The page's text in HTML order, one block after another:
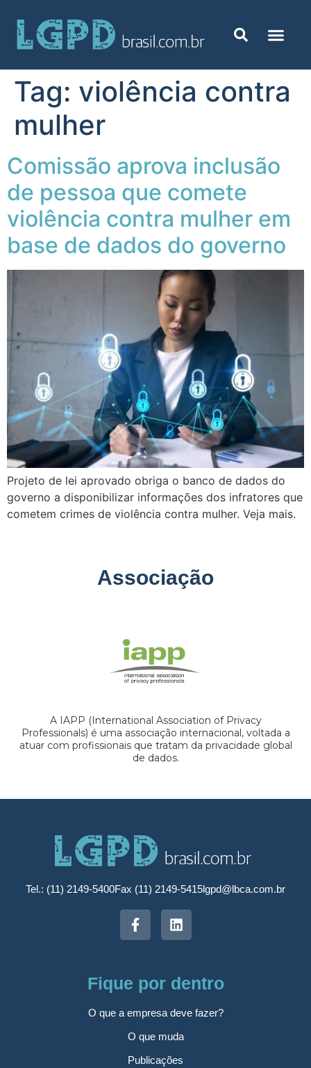
Tag: violência contra
mulher
Comissão aprova inclusão
de pessoa que comete
violência contra mulher em
base de dados do governo
Projeto de lei aprovado obriga o banco de dados do
governo a disponibilizar informações dos infratores que
cometem crimes de violência contra mulher. Veja mais.
Associação
A IAPP (International Association of Privacy
Professionals) é uma associação internacional, voltada a
atuar com profissionais que tratam da privacidade global
de dados.
Tel.: (11) 2149-5400Fax (11) 2149-5415lgpd@lbca.com.br
Fique por dentro
O que a empresa deve fazer?
O que muda
Publicações